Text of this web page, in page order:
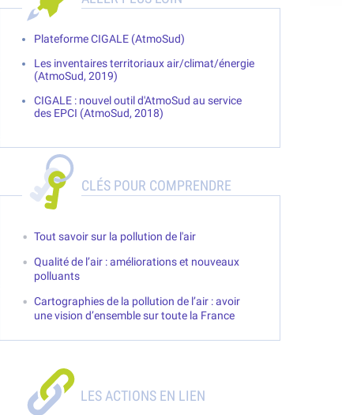
Plateforme CIGALE (AtmoSud)
Les inventaires territoriaux air/climat/énergie
(AtmoSud, 2019)
CIGALE : nouvel outil d'AtmoSud au service
des EPCI (AtmoSud, 2018)
CLÉS POUR COMPRENDRE
Tout savoir sur la pollution de l'air
Qualité de l’air : améliorations et nouveaux
polluants
Cartographies de la pollution de l’air : avoir
une vision d’ensemble sur toute la France